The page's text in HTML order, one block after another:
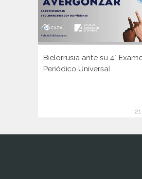
Bielorrusia ante su 4°
Periódico Universal